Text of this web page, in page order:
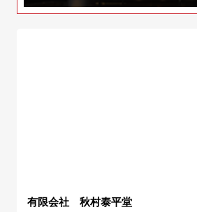
有限会社 秋村泰平堂